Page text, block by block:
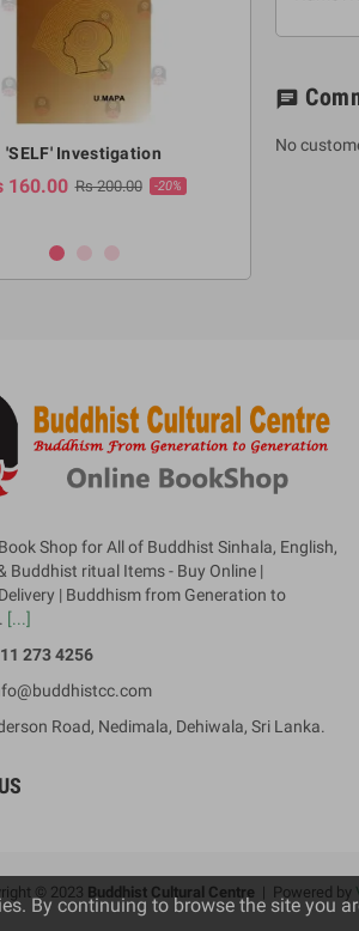
'SELF' Investigation
160.00 Rs 200.00 -20%
(Sinhala
chat
No
Shop for All of Buddhist Sinhala, English,
Buddhist ritual Items - Buy Online |
| Buddhism from Generation to
[...]
273 4256
Road, Nedimala, Dehiwala, Sri Lanka.
© 2023 Buddhist Cultural Centre | Powered by
By continuing to browse the site you